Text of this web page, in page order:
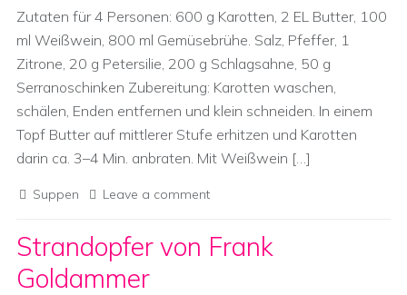
Zutaten für 4 Personen: 600 g Karotten, 2 EL Butter, 100
ml Weißwein, 800 ml Gemüsebrühe. Salz, Pfeffer, 1
Zitrone, 20 g Petersilie, 200 g Schlagsahne, 50 g
Serranoschinken Zubereitung: Karotten waschen,
schälen, Enden entfernen und klein schneiden. In einem
Topf Butter auf mittlerer Stufe erhitzen und Karotten
darin ca. 3–4 Min. anbraten. Mit Weißwein […]
Suppen Leave a comment
Strandopfer von Frank
Goldammer